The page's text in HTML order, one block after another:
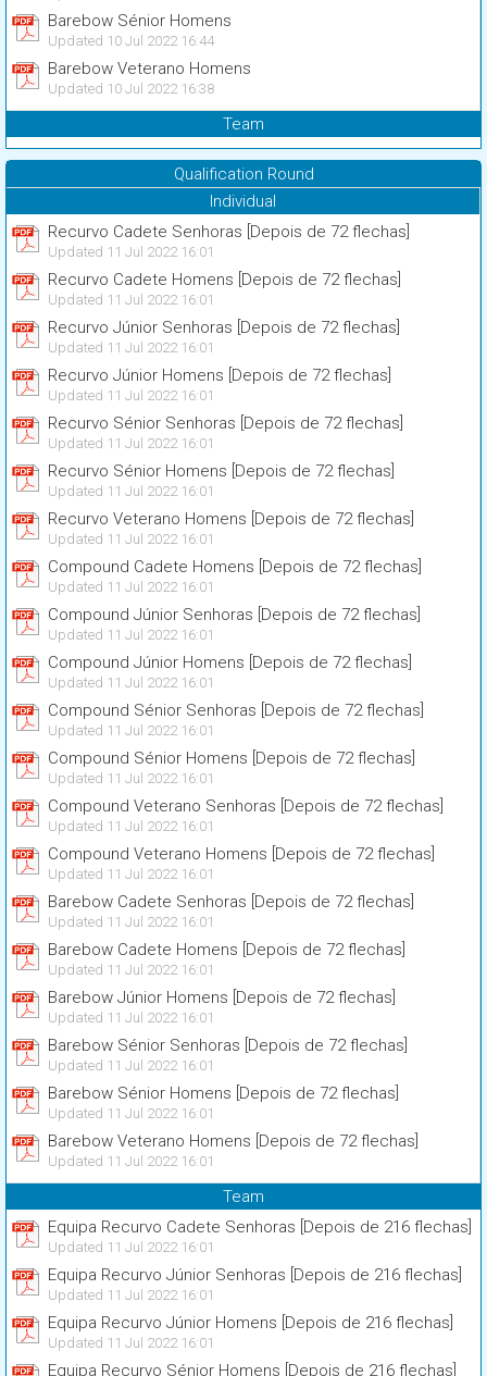
Barebow Sénior Homens
Updated 10 Jul 2022 16:44
Barebow Veterano Homens
Updated 10 Jul 2022 16:38
Team
Qualification Round
Individual
Recurvo Cadete Senhoras [Depois de 72 flechas]
Updated 11 Jul 2022 16:01
Recurvo Cadete Homens [Depois de 72 flechas]
Updated 11 Jul 2022 16:01
Recurvo Júnior Senhoras [Depois de 72 flechas]
Updated 11 Jul 2022 16:01
Recurvo Júnior Homens [Depois de 72 flechas]
Updated 11 Jul 2022 16:01
Recurvo Sénior Senhoras [Depois de 72 flechas]
Updated 11 Jul 2022 16:01
Recurvo Sénior Homens [Depois de 72 flechas]
Updated 11 Jul 2022 16:01
Recurvo Veterano Homens [Depois de 72 flechas]
Updated 11 Jul 2022 16:01
Compound Cadete Homens [Depois de 72 flechas]
Updated 11 Jul 2022 16:01
Compound Júnior Senhoras [Depois de 72 flechas]
Updated 11 Jul 2022 16:01
Compound Júnior Homens [Depois de 72 flechas]
Updated 11 Jul 2022 16:01
Compound Sénior Senhoras [Depois de 72 flechas]
Updated 11 Jul 2022 16:01
Compound Sénior Homens [Depois de 72 flechas]
Updated 11 Jul 2022 16:01
Compound Veterano Senhoras [Depois de 72 flechas]
Updated 11 Jul 2022 16:01
Compound Veterano Homens [Depois de 72 flechas]
Updated 11 Jul 2022 16:01
Barebow Cadete Senhoras [Depois de 72 flechas]
Updated 11 Jul 2022 16:01
Barebow Cadete Homens [Depois de 72 flechas]
Updated 11 Jul 2022 16:01
Barebow Júnior Homens [Depois de 72 flechas]
Updated 11 Jul 2022 16:01
Barebow Sénior Senhoras [Depois de 72 flechas]
Updated 11 Jul 2022 16:01
Barebow Sénior Homens [Depois de 72 flechas]
Updated 11 Jul 2022 16:01
Barebow Veterano Homens [Depois de 72 flechas]
Updated 11 Jul 2022 16:01
Team
Equipa Recurvo Cadete Senhoras [Depois de 216 flechas]
Updated 11 Jul 2022 16:01
Equipa Recurvo Júnior Senhoras [Depois de 216 flechas]
Updated 11 Jul 2022 16:01
Equipa Recurvo Júnior Homens [Depois de 216 flechas]
Updated 11 Jul 2022 16:01
Equipa Recurvo Sénior Homens [Depois de 216 flechas]